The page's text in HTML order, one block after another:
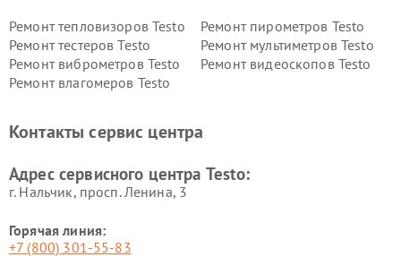
Ремонт тепловизоров Testo
Ремонт пирометров Testo
Ремонт тестеров Testo
Ремонт мультиметров Testo
Ремонт виброметров Testo
Ремонт видеоскопов Testo
Ремонт влагомеров Testo
Контакты сервис центра
Адрес сервисного центра Testo:
г. Нальчик, просп. Ленина, 3
Горячая линия:
+7 (800) 301-55-83